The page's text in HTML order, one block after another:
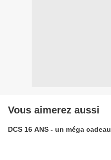
Vous aimerez aussi
DCS 16 ANS - un méga cadeau